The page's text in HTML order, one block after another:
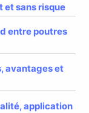
et sans risque
entre poutres
avantages et
application